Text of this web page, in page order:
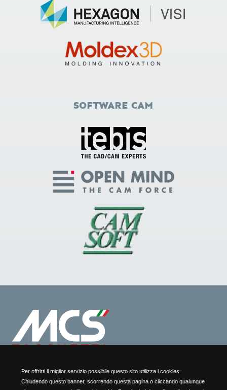
Per offrirti il miglior servizio possibile questo sito utilizza i cookies.
Chiudendo questo banner, scorrendo questa pagina o cliccando qualunque
SOFTWARE CAM
M.C.S. Facchetti S.r.l.
Loc. Breda, 3 25070 Mura (BS) Italy
Cookies policy